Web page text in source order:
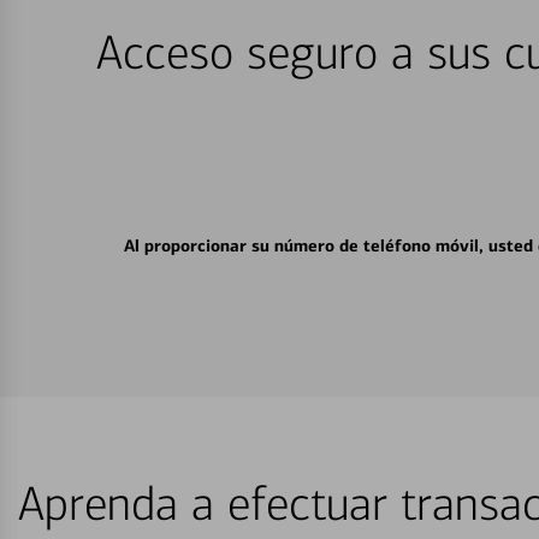
Acceso seguro a sus
Al proporcionar su número de teléfono móvil,
Aprenda a efectuar